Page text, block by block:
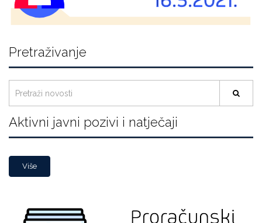
Pretraživanje
Aktivni javni pozivi i natječaji
Više